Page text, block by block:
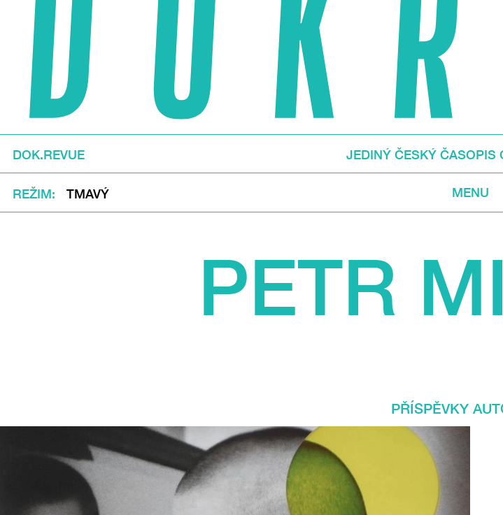
DOK.REVUE JEDINÝ ČESKÝ ČASOPIS
REŽIM TMAVÝ MENU
PETR
PŘÍSPĚVKY